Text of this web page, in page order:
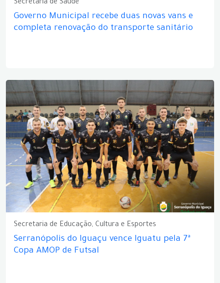
Secretaria de Saúde
Governo Municipal recebe duas novas vans e
completa renovação do transporte sanitário
Secretaria de Educação, Cultura e Esportes
Serranópolis do Iguaçu vence Iguatu pela 7ª
Copa AMOP de Futsal